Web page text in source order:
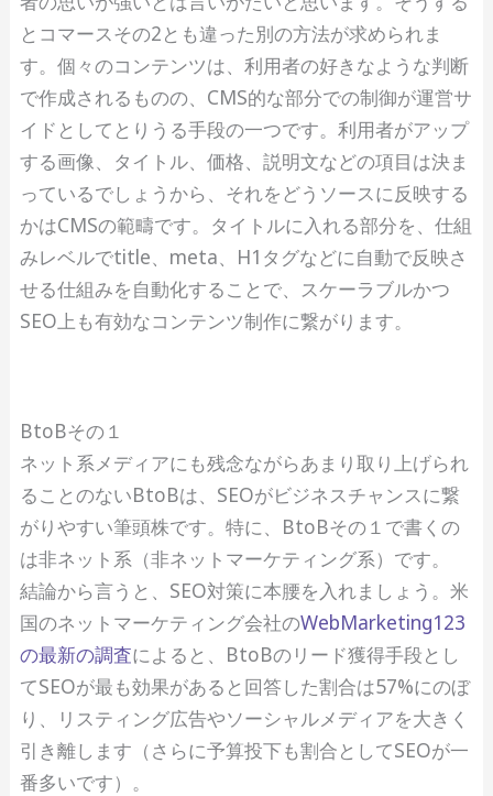
とコマースその2とも違った別の方法が求められま
す。個々のコンテンツは、利用者の好きなような判断
で作成されるものの、CMS的な部分での制御が運営サ
イドとしてとりうる手段の一つです。利用者がアップ
する画像、タイトル、価格、説明文などの項目は決ま
っているでしょうから、それをどうソースに反映する
かはCMSの範疇です。タイトルに入れる部分を、仕組
みレベルでtitle、meta、H1タグなどに自動で反映さ
せる仕組みを自動化することで、スケーラブルかつ
SEO上も有効なコンテンツ制作に繋がります。
BtoBその１
ネット系メディアにも残念ながらあまり取り上げられ
ることのないBtoBは、SEOがビジネスチャンスに繋
がりやすい筆頭株です。特に、BtoBその１で書くの
は非ネット系（非ネットマーケティング系）です。
結論から言うと、SEO対策に本腰を入れましょう。米
国のネットマーケティング会社のWebMarketing123
の最新の調査によると、BtoBのリード獲得手段とし
てSEOが最も効果があると回答した割合は57%にのぼ
り、リスティング広告やソーシャルメディアを大きく
引き離します（さらに予算投下も割合としてSEOが一
番多いです）。